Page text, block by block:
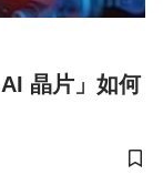
晶片」如何
儲